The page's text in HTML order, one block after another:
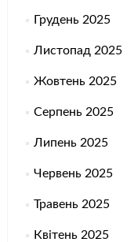
Грудень 2025
Листопад 2025
Жовтень 2025
Серпень 2025
Липень 2025
Червень 2025
Травень 2025
Квітень 2025